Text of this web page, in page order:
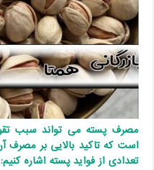
مصرف پسته می تواند سبب
است که تاکید بالایی بر مصرف
تعدادی از فواید پسته اشاره کنیم: